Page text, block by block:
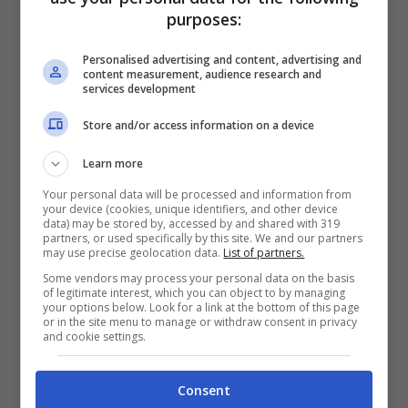
trovare figure professionali molto preparate
in quello che facciamo noi. Così Marco un
giorno mi ha detto:‘Perché non ci
trasferiamo a Milano?’
Rossi ha infatti dichiarato di aver avuto molti
problemi con laconnessione Internetfino a
qualche mese fa e, per questo, hanno sempre
impiegato ancheun’oraper riuscire a caricare
un video suYoutube.
Leggi anche—->Benedetta Rossi
truccatissima: la food blogger
purposes:
Personalised advertising and content, advertising and
content measurement, audience research and
services development
Store and/or access information on a device
Learn more
Your personal data will be processed and information from
your device (cookies, unique identifiers, and other device
data) may be stored by, accessed by and shared with 319
partners, or used specifically by this site. We and our partners
may use precise geolocation data. List of partners.
Some vendors may process your personal data on the basis
of legitimate interest, which you can object to by managing
your options below. Look for a link at the bottom of this page
or in the site menu to manage or withdraw consent in privacy
and cookie settings.
Consent